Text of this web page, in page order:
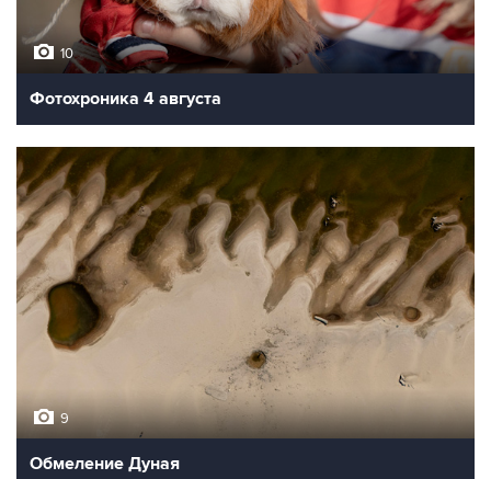
10
Фотохроника 4 августа
9
Обмеление Дуная